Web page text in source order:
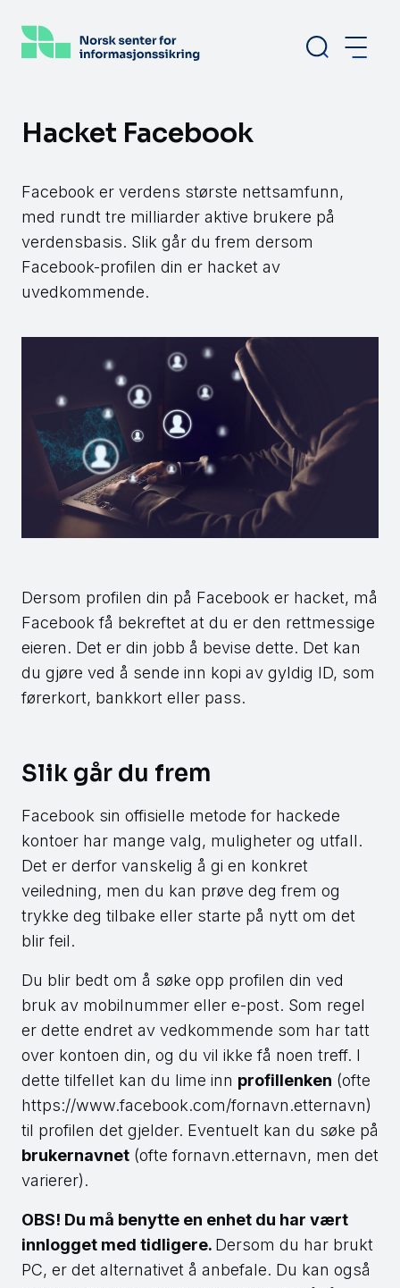
hovedinnhold
Hacket Facebook
Facebook er verdens største nettsamfunn,
med rundt tre milliarder aktive brukere på
verdensbasis. Slik går du frem dersom
Facebook-profilen din er hacket av
uvedkommende.
Dersom profilen din på Facebook er hacket, må
Facebook få bekreftet at du er den rettmessige
eieren. Det er din jobb å bevise dette. Det kan
du gjøre ved å sende inn kopi av gyldig ID, som
førerkort, bankkort eller pass.
Slik går du frem
Facebook sin offisielle metode for hackede
kontoer har mange valg, muligheter og utfall.
Det er derfor vanskelig å gi en konkret
veiledning, men du kan prøve deg frem og
trykke deg tilbake eller starte på nytt om det
blir feil.
Du blir bedt om å søke opp profilen din ved
bruk av mobilnummer eller e-post. Som regel
er dette endret av vedkommende som har tatt
over kontoen din, og du vil ikke få noen treff. I
dette tilfellet kan du lime inn profillenken (ofte
https://www.facebook.com/fornavn.etternavn)
til profilen det gjelder. Eventuelt kan du søke på
brukernavnet (ofte fornavn.etternavn, men det
varierer).
OBS! Du må benytte en enhet du har vært
innlogget med tidligere. Dersom du har brukt
PC, er det alternativet å anbefale. Du kan også